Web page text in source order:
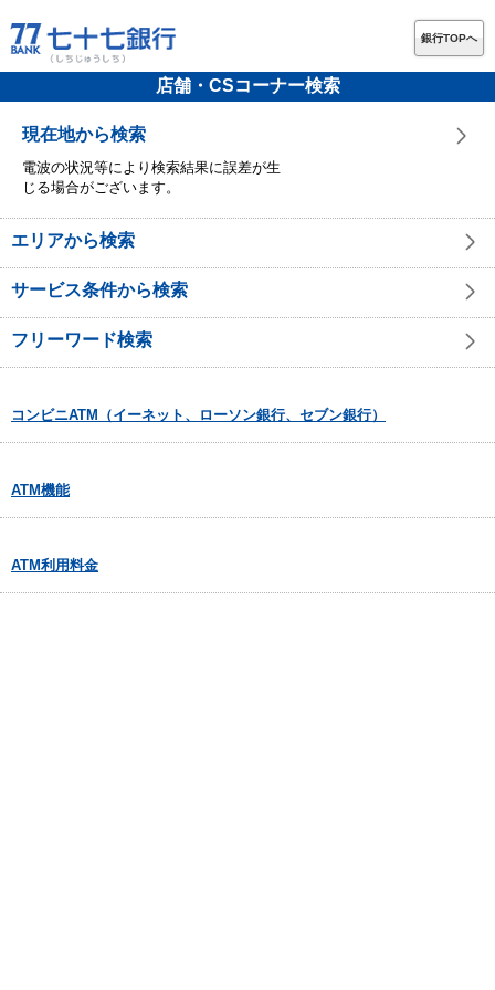
銀行TOPへ
店舗・CSコーナー検索
現在地から検索
電波の状況等により検索結果に誤差が生
じる場合がございます。
エリアから検索
サービス条件から検索
フリーワード検索
コンビニATM（イーネット、ローソン銀行、セブン銀行）
ATM機能
ATM利用料金